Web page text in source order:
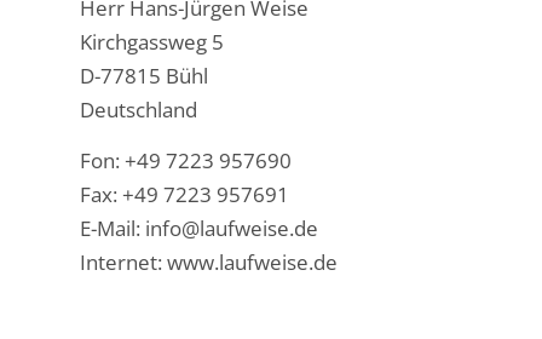
Herr Hans-Jürgen Weise
Kirchgassweg 5
D-77815 Bühl
Deutschland
Fon: +49 7223 957690
Fax: +49 7223 957691
E-Mail: info@laufweise.de
Internet: www.laufweise.de